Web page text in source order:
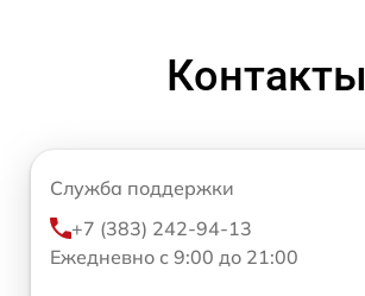
Контакты
Служба поддержки
+7 (383) 242-94-13
Ежедневно с 9:00 до 21:00